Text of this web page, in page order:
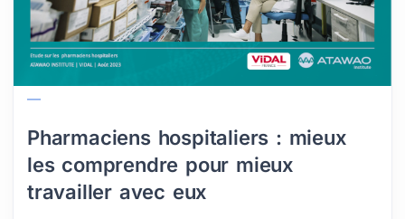
Pharmaciens hospitaliers : mieux
les comprendre pour mieux
travailler avec eux